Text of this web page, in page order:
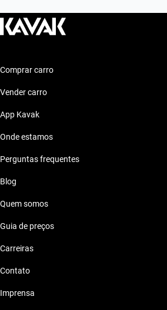
Comprar carro
Vender carro
App Kavak
Onde estamos
Perguntas frequentes
Blog
Quem somos
Guia de preços
Carreiras
Contato
Imprensa